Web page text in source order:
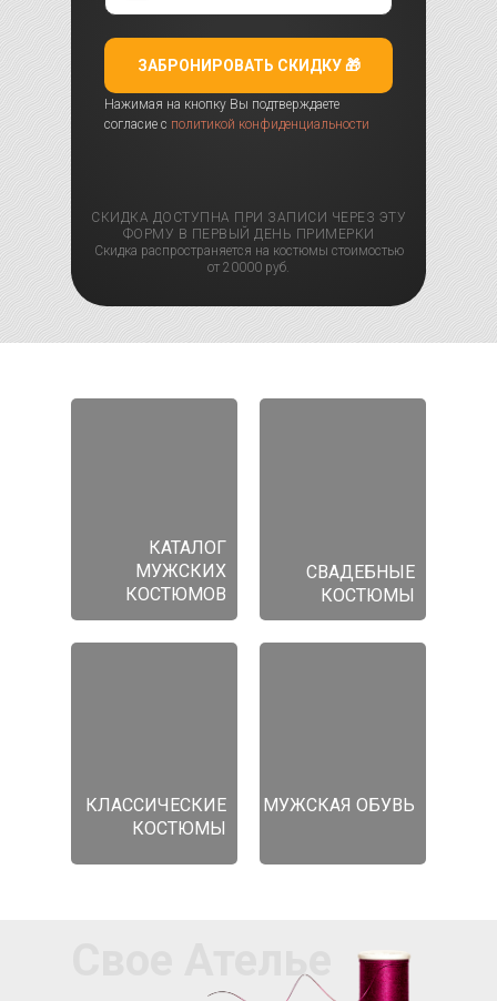
СКИДКА ДОСТУПНА ПРИ ЗАПИСИ ЧЕРЕЗ ЭТУ
ФОРМУ В ПЕРВЫЙ ДЕНЬ ПРИМЕРКИ
Скидка распространяется на костюмы стоимостью
от 20000 руб.
ЗАБРОНИРОВАТЬ СКИДКУ 🎁
Нажимая на кнопку Вы подтверждаете
согласие с политикой конфиденциальности
КАТАЛОГ
МУЖСКИХ
КОСТЮМОВ
СВАДЕБНЫЕ
КОСТЮМЫ
КЛАССИЧЕСКИЕ
КОСТЮМЫ
МУЖСКАЯ ОБУВЬ
Свое Ателье